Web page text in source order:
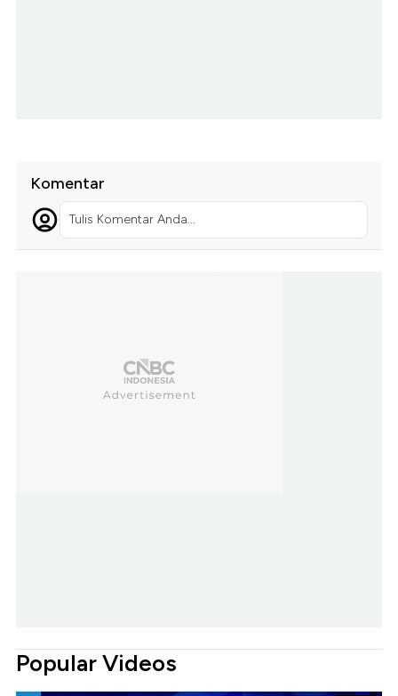
Komentar
Tulis Komentar Anda...
Popular Videos